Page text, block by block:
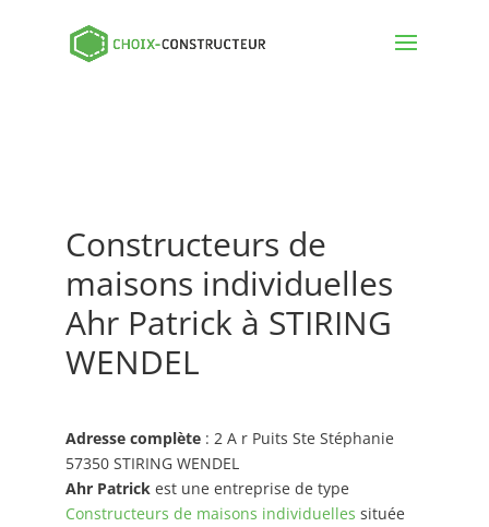
Constructeurs de
maisons individuelles
Ahr Patrick à STIRING
WENDEL
Adresse complète: 2 A r Puits Ste Stéphanie
57350 STIRING WENDEL
Ahr Patrickest une entreprise de type
Constructeurs de maisons individuelles située